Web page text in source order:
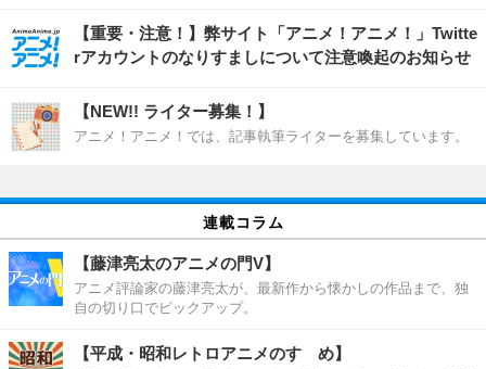
【重要・注意！】弊サイト「アニメ！アニメ！」Twitte
rアカウントのなりすましについて注意喚起のお知らせ
【NEW!! ライター募集！】
アニメ！アニメ！では、記事執筆ライターを募集しています。
連載コラム
【藤津亮太のアニメの門V】
アニメ評論家の藤津亮太が、最新作から懐かしの作品まで、独
自の切り口でピックアップ。
【平成・昭和レトロアニメのすゝめ】